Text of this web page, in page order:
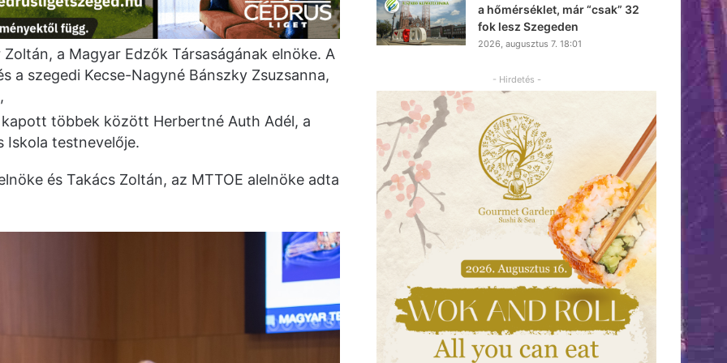
a Magyar Edzők Társaságának elnöke. A
a szegedi Kecse-Nagyné Bánszky Zsuzsanna,
többek között Herbertné Auth Adél, a
Iskola testnevelője.
és Takács Zoltán, az MTTOE alelnöke adta
a hőmérséklet, már “csak” 32
fok lesz Szegeden
2026, augusztus 7. 18:01
- Hirdetés -